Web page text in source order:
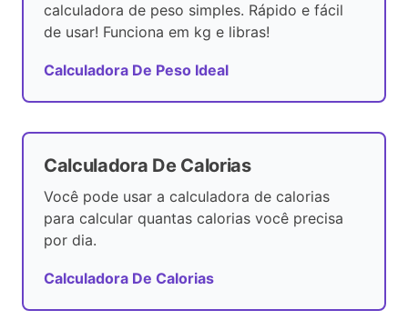
calculadora de peso simples. Rápido e fácil
de usar! Funciona em kg e libras!
Calculadora De Peso Ideal
Calculadora De Calorias
Você pode usar a calculadora de calorias
para calcular quantas calorias você precisa
por dia.
Calculadora De Calorias